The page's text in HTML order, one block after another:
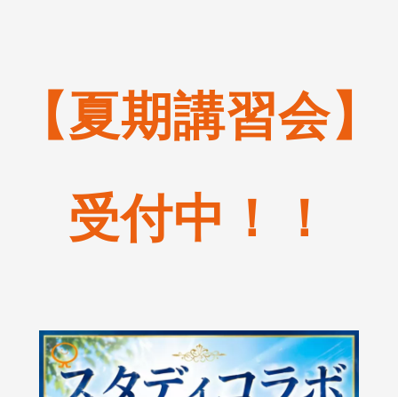
【夏期講習会】
受付中！！